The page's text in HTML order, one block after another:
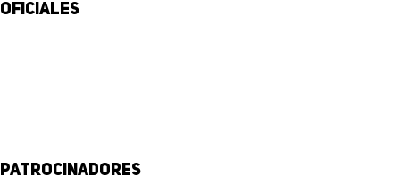
Oficiales
Patrocinadores